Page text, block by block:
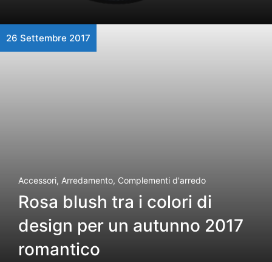
26 Settembre 2017
Accessori, Arredamento, Complementi d'arredo
Rosa blush tra i colori di
design per un autunno 2017
romantico